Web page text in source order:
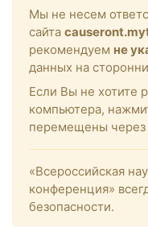
Мы не несем
сайта
рекомендуем не
данных на
Если Вы не хотите
компьютера,
перемещены через
«Всероссийская
конференция»
безопасности.